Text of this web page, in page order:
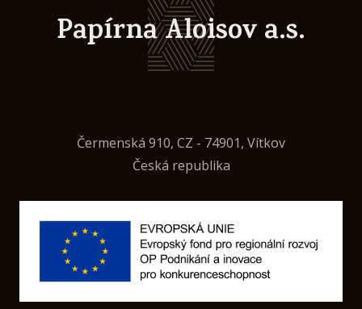
Papírna Aloisov a.s.
Čermenská 910, CZ - 74901, Vítkov
Česká republika